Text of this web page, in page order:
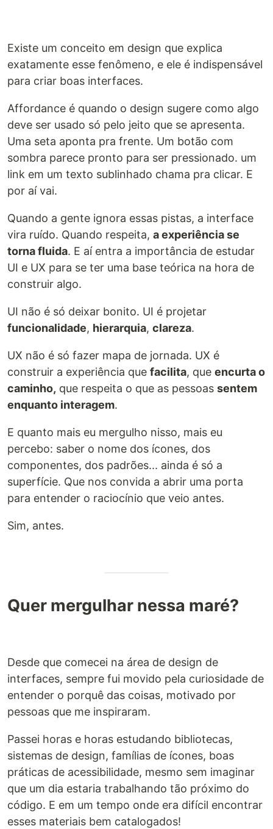
Existe um conceito em design que explica
exatamente esse fenômeno, e ele é indispensável
para criar boas interfaces.
Affordance é quando o design sugere como algo
deve ser usado só pelo jeito que se apresenta.
Uma seta aponta pra frente. Um botão com
sombra parece pronto para ser pressionado. um
link em um texto sublinhado chama pra clicar. E
por aí vai.
Quando a gente ignora essas pistas, a interface
vira ruído. Quando respeita, a experiência se
torna fluida. E aí entra a importância de estudar
UI e UX para se ter uma base teórica na hora de
construir algo.
UI não é só deixar bonito. UI é projetar
funcionalidade, hierarquia, clareza.
UX não é só fazer mapa de jornada. UX é
construir a experiência que facilita, que encurta o
caminho, que respeita o que as pessoas sentem
enquanto interagem.
E quanto mais eu mergulho nisso, mais eu
percebo: saber o nome dos ícones, dos
componentes, dos padrões... ainda é só a
superfície. Que nos convida a abrir uma porta
para entender o raciocínio que veio antes.
Sim, antes.
Quer mergulhar nessa maré?
Desde que comecei na área de design de
interfaces, sempre fui movido pela curiosidade de
entender o porquê das coisas, motivado por
pessoas que me inspiraram.
Passei horas e horas estudando bibliotecas,
sistemas de design, famílias de ícones, boas
práticas de acessibilidade, mesmo sem imaginar
que um dia estaria trabalhando tão próximo do
código. E em um tempo onde era difícil encontrar
esses materiais bem catalogados!